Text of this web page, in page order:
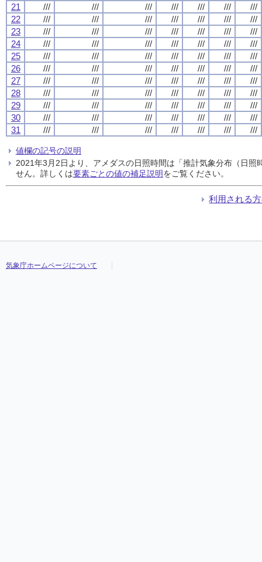
21
/// /// /// /// /// ///
///
22
/// /// /// /// /// ///
///
23
/// /// /// /// /// ///
///
24
/// /// /// /// /// ///
///
25
/// /// /// /// /// ///
///
26
/// /// /// /// /// ///
///
27
/// /// /// /// /// ///
///
28
/// /// /// /// /// ///
///
29
/// /// /// /// /// ///
///
30
/// /// /// /// /// ///
///
31
/// /// /// /// /// /// ///
値欄の記号の説明
2021年3月2日より、アメダスの日照時間は「推計気象分布（日
せん。詳しくは要素ごとの値の補足説明をご覧ください。
利用される
気象庁ホームページについて